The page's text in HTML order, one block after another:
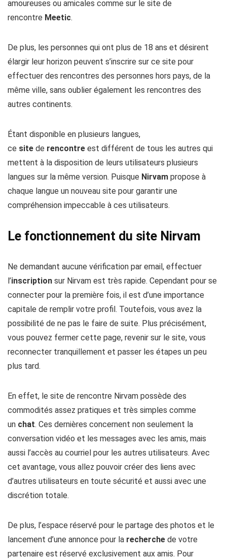
amoureuses ou amicales comme sur le site de
rencontre Meetic.
De plus, les personnes qui ont plus de 18 ans et désirent
élargir leur horizon peuvent s’inscrire sur ce site pour
effectuer des rencontres des personnes hors pays, de la
même ville, sans oublier également les rencontres des
autres continents.
Étant disponible en plusieurs langues,
ce site de rencontre est différent de tous les autres qui
mettent à la disposition de leurs utilisateurs plusieurs
langues sur la même version. Puisque Nirvam propose à
chaque langue un nouveau site pour garantir une
compréhension impeccable à ces utilisateurs.
Le fonctionnement du site Nirvam
Ne demandant aucune vérification par email, effectuer
l’inscription sur Nirvam est très rapide. Cependant pour se
connecter pour la première fois, il est d’une importance
capitale de remplir votre profil. Toutefois, vous avez la
possibilité de ne pas le faire de suite. Plus précisément,
vous pouvez fermer cette page, revenir sur le site, vous
reconnecter tranquillement et passer les étapes un peu
plus tard.
En effet, le site de rencontre Nirvam possède des
commodités assez pratiques et très simples comme
un chat. Ces dernières concernent non seulement la
conversation vidéo et les messages avec les amis, mais
aussi l’accès au courriel pour les autres utilisateurs. Avec
cet avantage, vous allez pouvoir créer des liens avec
d’autres utilisateurs en toute sécurité et aussi avec une
discrétion totale.
De plus, l’espace réservé pour le partage des photos et le
lancement d’une annonce pour la recherche de votre
partenaire est réservé exclusivement aux amis. Pour